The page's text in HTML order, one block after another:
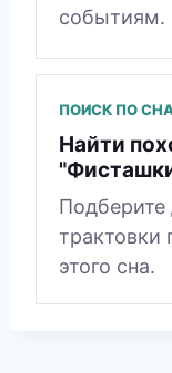
событиям.
ПОИСК ПО
Найти
Подберите
трактовки
этого сна.